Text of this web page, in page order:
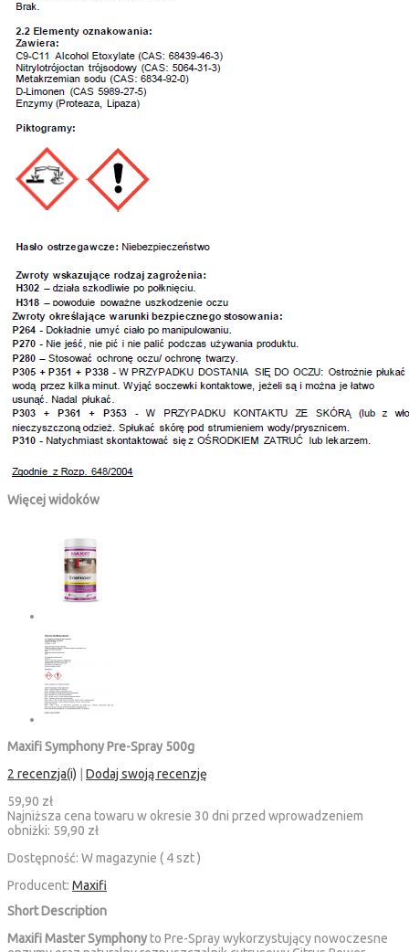
Więcej widoków
Maxifi Symphony Pre-Spray 500g
2 recenzja(i)
Dodaj swoją recenzję
59,90 zł
Najniższa cena towaru w okresie 30 dni przed wprowadzeniem
obniżki: 59,90 zł
Dostępność: W magazynie ( 4 szt )
Producent: Maxifi
Short Description
Maxifi Master Symphonyto Pre-Spray wykorzystujący nowoczesne